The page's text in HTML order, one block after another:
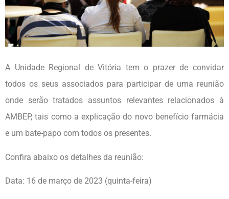
A Unidade Regional de Vitória tem o prazer de convidar
todos os seus associados para participar de uma reunião
onde serão tratados assuntos relevantes relacionados à
AMBEP, tais como a explicação do novo benefício farmácia
e um bate-papo com todos os presentes.
Confira abaixo os detalhes da reunião:
Data: 16 de março de 2023 (quinta-feira)